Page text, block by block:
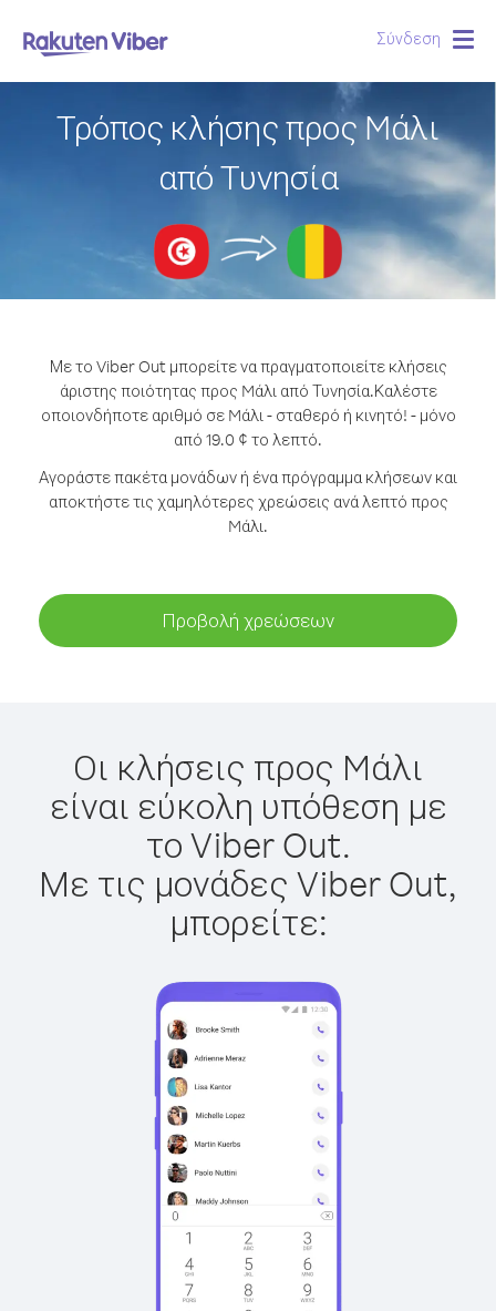
Σύνδεση
Τρόπος κλήσης προς Mάλι
από Τυνησία
Με το Viber Out μπορείτε να πραγματοποιείτε κλήσεις
άριστης ποιότητας προς Mάλι από Τυνησία.Καλέστε
οποιονδήποτε αριθμό σε Mάλι - σταθερό ή κινητό! - μόνο
από 19.0 ¢ το λεπτό.
Αγοράστε πακέτα μονάδων ή ένα πρόγραμμα κλήσεων και
αποκτήστε τις χαμηλότερες χρεώσεις ανά λεπτό προς
Mάλι.
Προβολή χρεώσεων
Οι κλήσεις προς Mάλι
είναι εύκολη υπόθεση με
το Viber Out.
Με τις μονάδες Viber Out,
μπορείτε: